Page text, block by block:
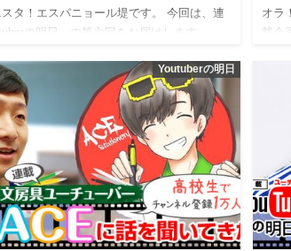
タ！エスパニョール堤です。 今回は、連
の明日」の第六回をお届けします。 …
オラ
載企
Youtuberの明日